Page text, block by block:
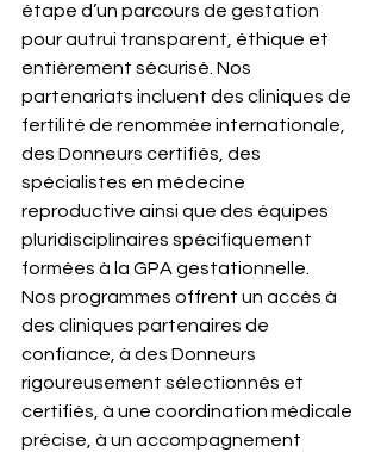
étape d’un parcours de gestation
pour autrui transparent, éthique et
entièrement sécurisé. Nos
partenariats incluent des cliniques de
fertilité de renommée internationale,
des Donneurs certifiés, des
spécialistes en médecine
reproductive ainsi que des équipes
pluridisciplinaires spécifiquement
formées à la GPA gestationnelle.
Nos programmes offrent un accès à
des cliniques partenaires de
confiance, à des Donneurs
rigoureusement sélectionnés et
certifiés, à une coordination médicale
précise, à un accompagnement